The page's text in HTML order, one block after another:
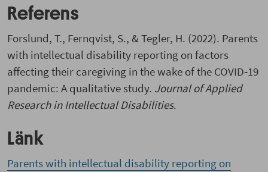
Referens
Forslund, T., Fernqvist, S., & Tegler, H. (2022). Parents
with intellectual disability reporting on factors
affecting their caregiving in the wake of the COVID‐19
pandemic: A qualitative study. Journal of Applied
Research in Intellectual Disabilities.
Länk
Parents with intellectual disability reporting on